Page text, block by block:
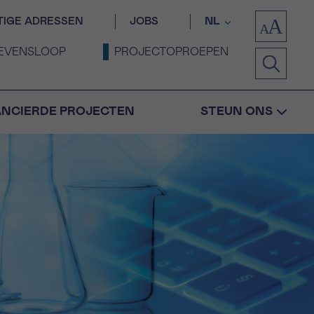
ADRESSEN JOBS NL
PROJECTOPROEPEN
PROJECTEN STEUN ONS